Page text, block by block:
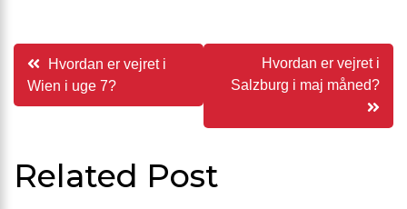
Indlægsnavigation
Hvordan er vejret i
Wien i uge 7?
Hvordan er vejret i
Salzburg i maj måned?
Related Post